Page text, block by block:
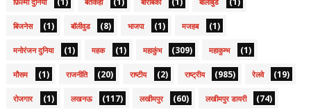
बिजनेस (1) बॉलीवुड (8) भाजपा (1) मजहब (1)
मनोरंजन दुनिया (1) महक (1) महाकुंभ (309) महाकुम्भ (1)
मौसम (1) राजनीति (20) राष्टीय (2) राष्ट्रीय (985) रेलवे (19)
रोजगार (1) लखनऊ (117) लखीमपुर (60) लखीमपुर डायरी (74)